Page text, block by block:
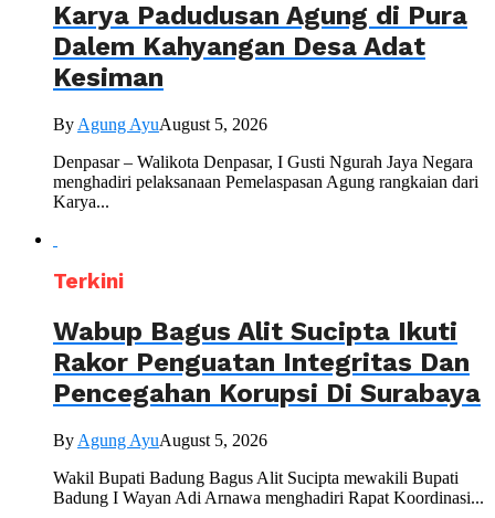
Karya Padudusan Agung di Pura
Dalem Kahyangan Desa Adat
Kesiman
By Agung AyuAugust 5, 2026
Denpasar – Walikota Denpasar, I Gusti Ngurah Jaya Negara
menghadiri pelaksanaan Pemelaspasan Agung rangkaian dari
Karya...
Terkini
Wabup Bagus Alit Sucipta Ikuti
Rakor Penguatan Integritas Dan
Pencegahan Korupsi Di Surabaya
By Agung AyuAugust 5, 2026
Wakil Bupati Badung Bagus Alit Sucipta mewakili Bupati
Badung I Wayan Adi Arnawa menghadiri Rapat Koordinasi...